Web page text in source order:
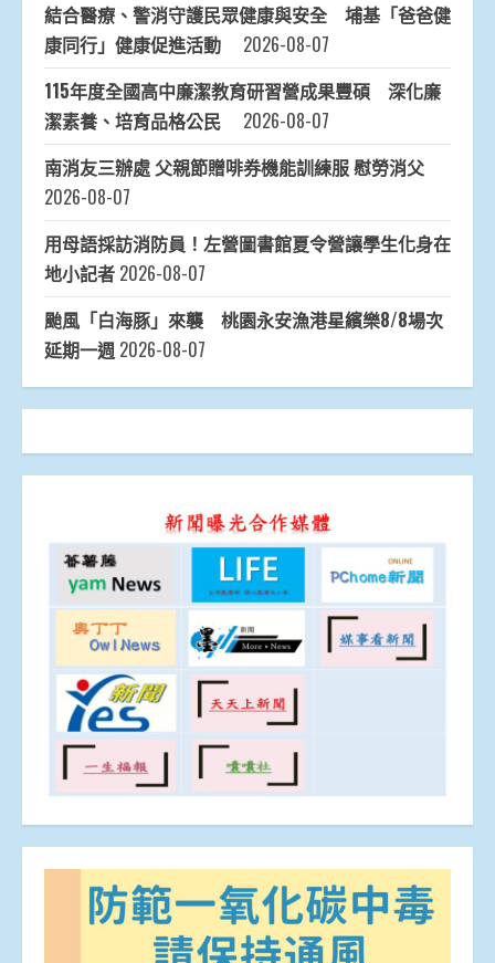
結合醫療、警消守護民眾健康與安全 埔基「爸爸健
康同行」健康促進活動
2026-08-07
115年度全國高中廉潔教育研習營成果豐碩 深化廉
潔素養、培育品格公民
2026-08-07
南消友三辦處 父親節贈啡券機能訓練服 慰勞消父
2026-08-07
用母語採訪消防員！左營圖書館夏令營讓學生化身在
地小記者 2026-08-07
颱風「白海豚」來襲 桃園永安漁港星繽樂8/8場次
延期一週 2026-08-07